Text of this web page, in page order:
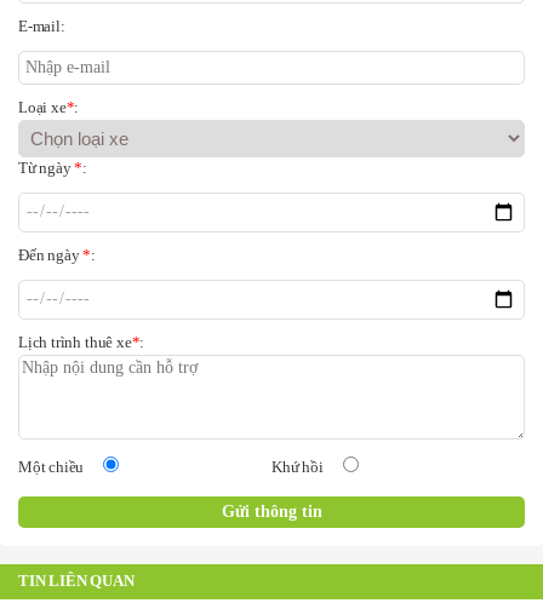
E-mail:
Loại xe*:
Từ ngày*:
Đến ngày*:
Lịch trình thuê xe*:
Một chiều Khứ hồi
TIN LIÊN QUAN